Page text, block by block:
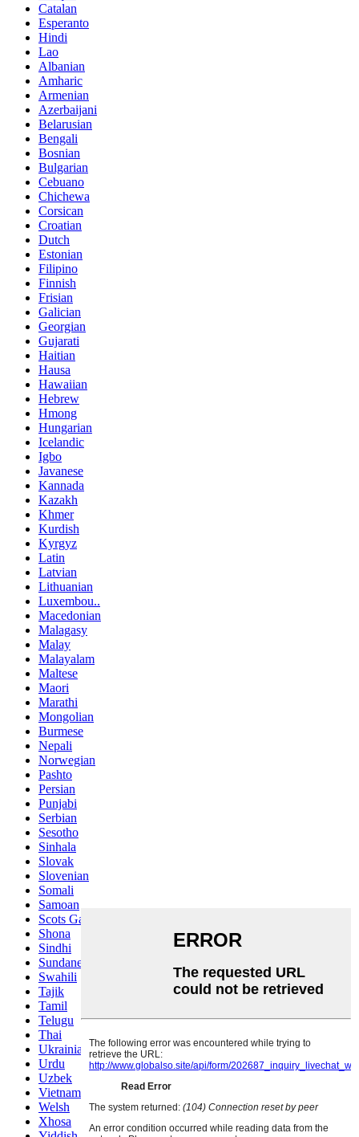
Catalan
Esperanto
Hindi
Lao
Albanian
Amharic
Armenian
Azerbaijani
Belarusian
Bengali
Bosnian
Bulgarian
Cebuano
Chichewa
Corsican
Croatian
Dutch
Estonian
Filipino
Finnish
Frisian
Galician
Georgian
Gujarati
Haitian
Hausa
Hawaiian
Hebrew
Hmong
Hungarian
Icelandic
Igbo
Javanese
Kannada
Kazakh
Khmer
Kurdish
Kyrgyz
Latin
Latvian
Lithuanian
Luxembou..
Macedonian
Malagasy
Malay
Malayalam
Maltese
Maori
Marathi
Mongolian
Burmese
Nepali
Norwegian
Pashto
Persian
Punjabi
Serbian
Sesotho
Sinhala
Slovak
Slovenian
Somali
Samoan
Scots Gaelic
Shona
Sindhi
Sundanese
Swahili
Tajik
Tamil
Telugu
Thai
Ukrainian
Urdu
Uzbek
Vietnamese
Welsh
Xhosa